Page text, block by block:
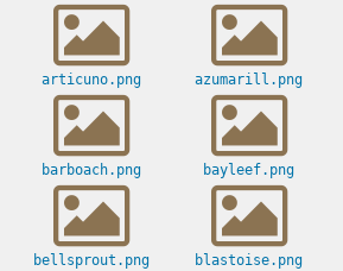
articuno.png azumarill.png
barboach.png bayleef.png
bellsprout.png blastoise.png